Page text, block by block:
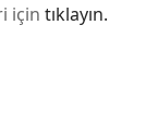
için tıklayın.